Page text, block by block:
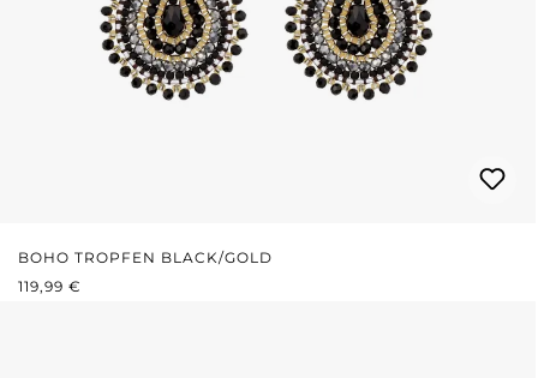
BOHO TROPFEN BLACK/GOLD
REGULÄRER PREIS:
119,99 €